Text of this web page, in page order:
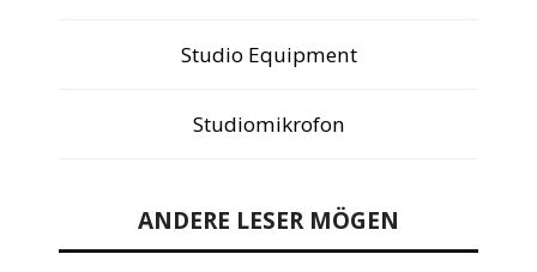
Studio Equipment
Studiomikrofon
ANDERE LESER MÖGEN